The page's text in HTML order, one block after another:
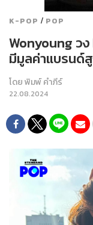
K-POP / POP
Wonyoung ว
มีมูลค่าแบรนด์
โดยพิมพ์ คำภีร์
22.08.2024